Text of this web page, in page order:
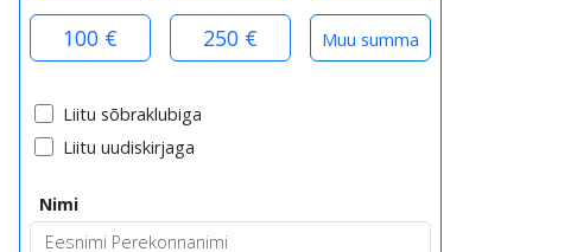
100 € 250 €
Liitu sõbraklubiga
Liitu uudiskirjaga
Nimi